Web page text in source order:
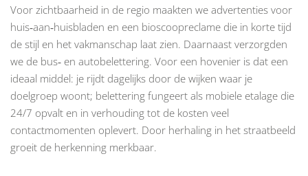
Voor zichtbaarheid in de regio maakten we advertenties voor
huis‑aan‑huisbladen en een bioscoopreclame die in korte tijd
de stijl en het vakmanschap laat zien. Daarnaast verzorgden
we de bus‑ en autobelettering. Voor een hovenier is dat een
ideaal middel: je rijdt dagelijks door de wijken waar je
doelgroep woont; belettering fungeert als mobiele etalage die
24/7 opvalt en in verhouding tot de kosten veel
contactmomenten oplevert. Door herhaling in het straatbeeld
groeit de herkenning merkbaar.